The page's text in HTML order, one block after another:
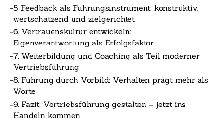
-5. Feedback als Führungsinstrument: konstruktiv,
wertschätzend und zielgerichtet
-6. Vertrauenskultur entwickeln:
Eigenverantwortung als Erfolgsfaktor
-7. Weiterbildung und Coaching als Teil moderner
Vertriebsführung
-8. Führung durch Vorbild: Verhalten prägt mehr als
Worte
-9. Fazit: Vertriebsführung gestalten – jetzt ins
Handeln kommen